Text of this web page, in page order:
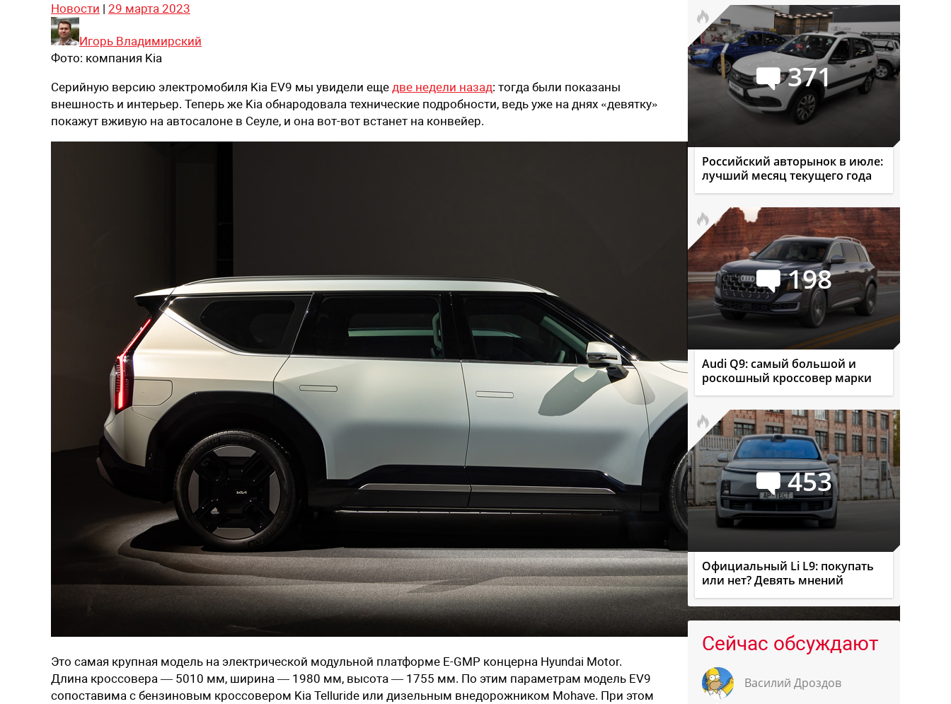
Новости | 29 марта 2023
Игорь Владимирский
Фото: компания Kia
Серийную версию электромобиля Kia EV9 мы увидели еще две недели назад: тогда были показаны
внешность и интерьер. Теперь же Kia обнародовала технические подробности, ведь уже на днях «девятку»
покажут вживую на автосалоне в Сеуле, и она вот-вот встанет на конвейер.
Это самая крупная модель на электрической модульной платформе E-GMP концерна Hyundai Motor.
Длина кроссовера — 5010 мм, ширина — 1980 мм, высота — 1755 мм. По этим параметрам модель EV9
сопоставима с бензиновым кроссовером Kia Telluride или дизельным внедорожником Mohave. При этом
371
Российский авторынок в июле:
лучший месяц текущего года
198
Audi Q9: самый большой и
роскошный кроссовер марки
453
Официальный Li L9: покупать
или нет? Девять мнений
Сейчас обсуждают
Василий Дроздов